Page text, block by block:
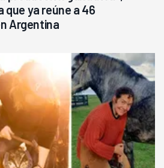
que ya reúne a 46
Argentina